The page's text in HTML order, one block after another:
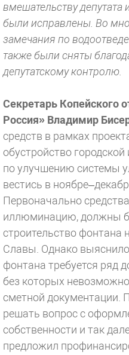
вмешательству депутата
были исправлены. Во
замечания по
также были сняты
депутатскому контролю.
Секретарь Копейского
Россия» Владимир
средств в рамках
обустройство
по улучшению системы
вестись в
Первоначально
иллюминацию, должны
строительство фонтана
Славы. Однако
фонтана требуется ряд
без которых
сметной документации.
решать вопрос с
собственности и так
предложил